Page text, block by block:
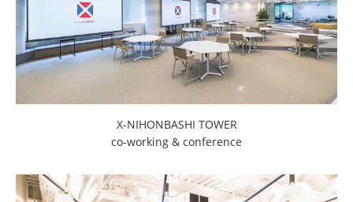
X-NIHONBASHI TOWER
co-working & conference